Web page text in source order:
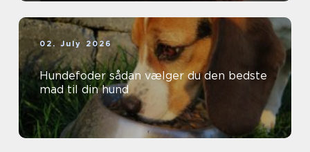
02. July 2026
Hundefoder sådan vælger du den bedste
mad til din hund